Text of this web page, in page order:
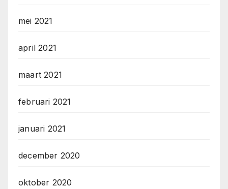
mei 2021
april 2021
maart 2021
februari 2021
januari 2021
december 2020
oktober 2020